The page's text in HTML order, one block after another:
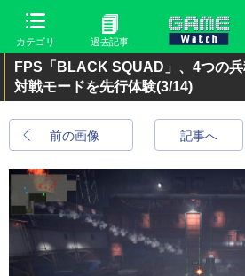
カテゴリ 過去記事
FPS「BLACK SQUAD」、4つの
対戦モードを先行体験(3/14)
前の画像 記事へ